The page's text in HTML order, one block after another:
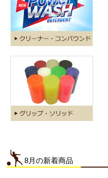
8月の新着商品